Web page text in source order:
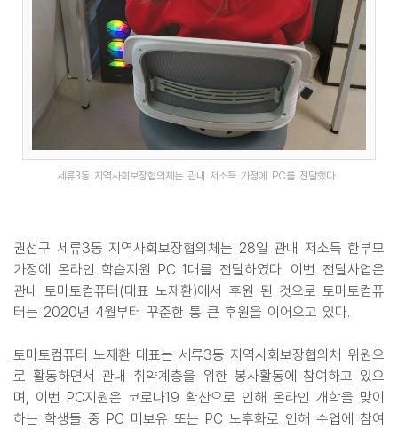
세류3동 지역사회보장협의체는 관내 저소득 가정에 PC를 전달했다.
권선구 세류3동 지역사회보장협의체는 28일 관내 저소득 한부모
가정에 온라인 학습지원 PC 1대를 전달하였다. 이번 전달사업은
관내 토마토컴퓨터(대표 노재환)에서 후원 된 것으로 토마토컴퓨
터는 2020년 4월부터 꾸준한 통 큰 후원을 이어오고 있다.
토마토컴퓨터 노재환 대표는 세류3동 지역사회보장협의체 위원으
로 활동하면서 관내 취약계층을 위한 봉사활동에 참여하고 있으
며, 이번 PC지원은 코로나19 확산으로 인해 온라인 개학을 맞이
하는 학생들 중 PC 미보유 또는 PC 노후화로 인해 수업에 참여